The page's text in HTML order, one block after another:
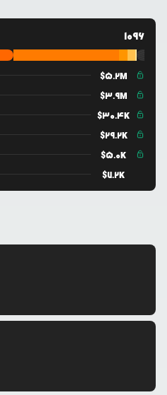
1096
$5.2M
$3.9M
$30.4K
$29.2K
$5.0K
$7.2K